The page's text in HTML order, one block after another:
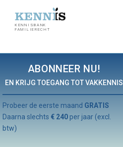
KENNISBANK
FAMILIERECHT
ABONNEER NU!
EN KRIJG TOEGANG TOT VAKKENNIS
Probeer de eerste maand GRATIS
Daarna slechts € 240 per jaar (excl.
btw)